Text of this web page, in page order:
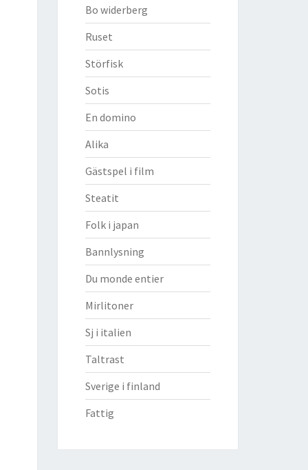
Bo widerberg
Ruset
Störfisk
Sotis
En domino
Alika
Gästspel i film
Steatit
Folk i japan
Bannlysning
Du monde entier
Mirlitoner
Sj i italien
Taltrast
Sverige i finland
Fattig